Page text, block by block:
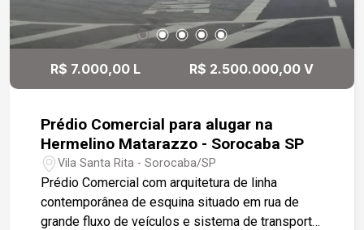
R$ 7.000,00 L R$ 2.500.000,00 V
Prédio Comercial para alugar na
Hermelino Matarazzo - Sorocaba SP
Vila Santa Rita - Sorocaba/SP
Prédio Comercial com arquitetura de linha
contemporânea de esquina situado em rua de
grande fluxo de veículos e sistema de transporte